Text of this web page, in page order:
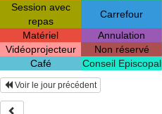
Session avec
repas
Carrefour
Matériel
Annulation
Vidéoprojecteur
Non réservé
Café
Conseil Episcopal
Voir le jour précédent